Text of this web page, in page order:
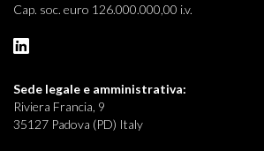
Cap. soc. euro 126.000.000,00 i.v.
Sede legale e amministrativa:
Riviera Francia, 9
35127 Padova (PD) Italy